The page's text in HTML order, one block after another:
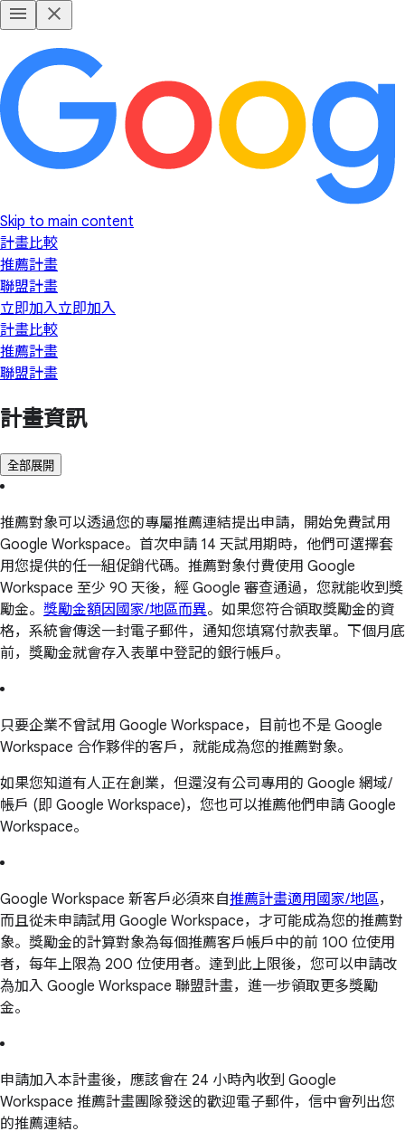
Skip to main content
計畫比較
推薦計畫
聯盟計畫
立即加入立即加入
計畫比較
推薦計畫
聯盟計畫
計畫資訊
全部展開
推薦對象可以透過您的專屬推薦連結提出申請，開始免費試用
Google Workspace。首次申請 14 天試用期時，他們可選擇套
用您提供的任一組促銷代碼。推薦對象付費使用 Google
Workspace 至少 90 天後，經 Google 審查通過，您就能收到獎
勵金。 獎勵金額因國家/地區而異。如果您符合領取獎勵金的資
格，系統會傳送一封電子郵件，通知您填寫付款表單。下個月底
前，獎勵金就會存入表單中登記的銀行帳戶。
只要企業不曾試用 Google Workspace，目前也不是 Google
Workspace 合作夥伴的客戶，就能成為您的推薦對象。
如果您知道有人正在創業，但還沒有公司專用的 Google 網域/
帳戶 (即 Google Workspace)，您也可以推薦他們申請 Google
Workspace。
Google Workspace 新客戶必須來自推薦計畫適用國家/地區，
而且從未申請試用 Google Workspace，才可能成為您的推薦對
象。獎勵金的計算對象為每個推薦客戶帳戶中的前 100 位使用
者，每年上限為 200 位使用者。達到此上限後，您可以申請改
為加入 Google Workspace 聯盟計畫，進一步領取更多獎勵
金。
申請加入本計畫後，應該會在 24 小時內收到 Google
Workspace 推薦計畫團隊發送的歡迎電子郵件，信中會列出您
的推薦連結。